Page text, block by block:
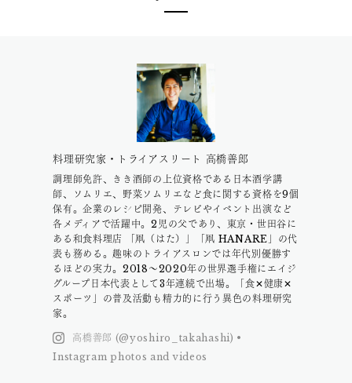
料理研究家・トライアスリート 高橋善郎
調理師免許、きき酒師の上位資格である日本酒学講
師、ソムリエ、野菜ソムリエなど食に関する資格を9個
保有。企業のレシピ開発、テレビやイベント出演など
各メディアで活躍中。2児の父であり、東京・世田谷に
ある和食料理店 「凧（はた）」「凧 HANARE」の代
表も務める。趣味のトライアスロンでは年代別優勝す
るほどの実力。2018〜2020年の世界選手権にエイジ
グループ日本代表として3年連続で出場。「食✕健康✕
スポーツ」の普及活動も精力的に行う異色の料理研究
家。
高橋善郎 (@yoshiro_takahashi) •
Instagram photos and videos